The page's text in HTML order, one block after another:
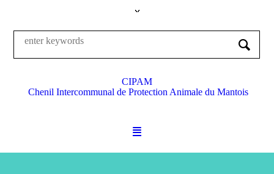
CIPAM
Chenil Intercommunal de Protection Animale du Mantois